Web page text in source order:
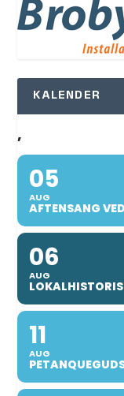
KALENDER
,
05
AUG
AFTENSANG
06
AUG
11
AUG